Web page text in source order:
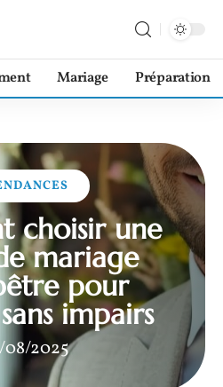
Mariage Préparation
choisir une
mariage
pour
impairs
2025